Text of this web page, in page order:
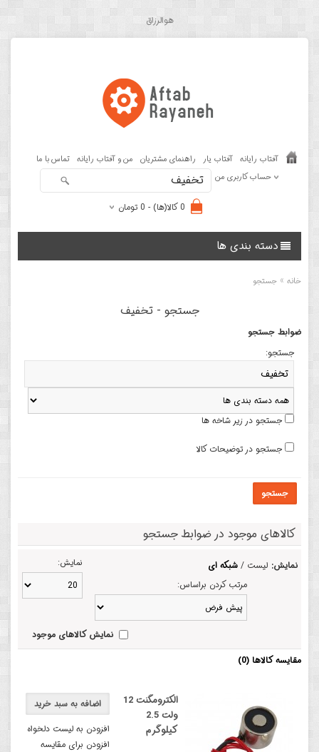
هوالرزاق
آفتاب رایانه آفتاب یار راهنمای مشتریان من و آفتاب رایانه تماس با ما
حساب کاربری من
0 کالا(ها) - 0 تومان
دسته بندی ها
خانه » جستجو
جستجو - تخفیف
ضوابط جستجو
جستجو:
جستجو در زیر شاخه ها
جستجو در توضیحات کالا
جستجو
کالاهای موجود در ضوابط جستجو
نمایش: لیست / شبکه ای
نمایش:
مرتب کردن براساس:
نمایش کالاهای موجود
مقایسه کالاها (0)
اضافه به سبد خرید
افزودن به لیست دلخواه
افزودن برای مقایسه
الکترومگنت 12
ولت 2.5
کیلوگرم